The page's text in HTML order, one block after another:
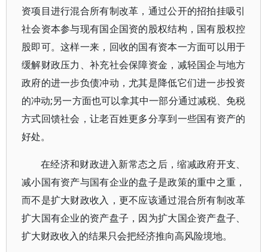
资项目进行混合所有制改革，通过公开的招拍挂吸引
社会资本参与现有国企国资的股权结构，国有股权控
股即可。这样一来，回收的国有资本一方面可以用于
缓解财政压力、补充社会保障资金，减轻国企与地方
政府的进一步负债冲动，尤其是降低它们进一步投资
的冲动;另一方面也可以拿其中一部分通过减税、免税
方式回馈社会，让老百姓更多分享到一些国有资产的
好处。
在经济和财政进入新常态之后，缩减政府开支、
减小国有资产与国有企业的盘子是政策的重中之重，
而不是扩大财政收入，更不应该通过混合所有制改革
扩大国有企业的资产盘子，因为扩大国企资产盘子、
扩大财政收入的结果只会把经济推向高风险境地。